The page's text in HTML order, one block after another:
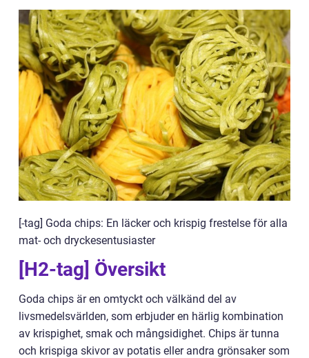
[-tag] Goda chips: En läcker och krispig frestelse för alla
mat- och dryckesentusiaster
[H2-tag] Översikt
Goda chips är en omtyckt och välkänd del av
livsmedelsvärlden, som erbjuder en härlig kombination
av krispighet, smak och mångsidighet. Chips är tunna
och krispiga skivor av potatis eller andra grönsaker som